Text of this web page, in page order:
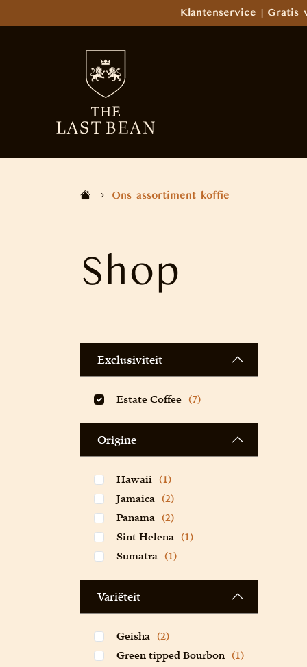
Klantenservice | Gratis
Ons assortiment koffie
Shop
Exclusiviteit
Estate Coffee (7)
Origine
Hawaii (1)
Jamaica (2)
Panama (2)
Sint Helena (1)
Sumatra (1)
Variëteit
Geisha (2)
Green tipped Bourbon (1)